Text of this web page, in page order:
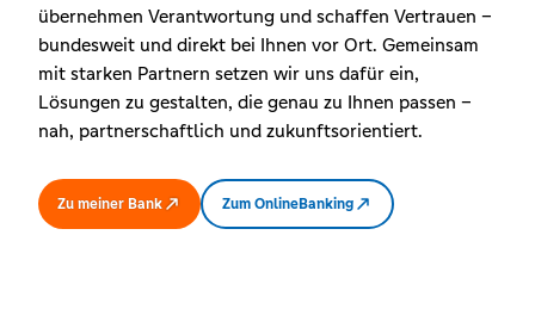
übernehmen Verantwortung und schaffen Vertrauen –
bundesweit und direkt bei Ihnen vor Ort. Gemeinsam
mit starken Partnern setzen wir uns dafür ein,
Lösungen zu gestalten, die genau zu Ihnen passen –
nah, partnerschaftlich und zukunftsorientiert.
Zu meiner Bank Zum OnlineBanking